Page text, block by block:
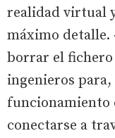
realidad virtual
máximo detalle.
borrar el fichero
ingenieros
funcionamiento
conectarse a